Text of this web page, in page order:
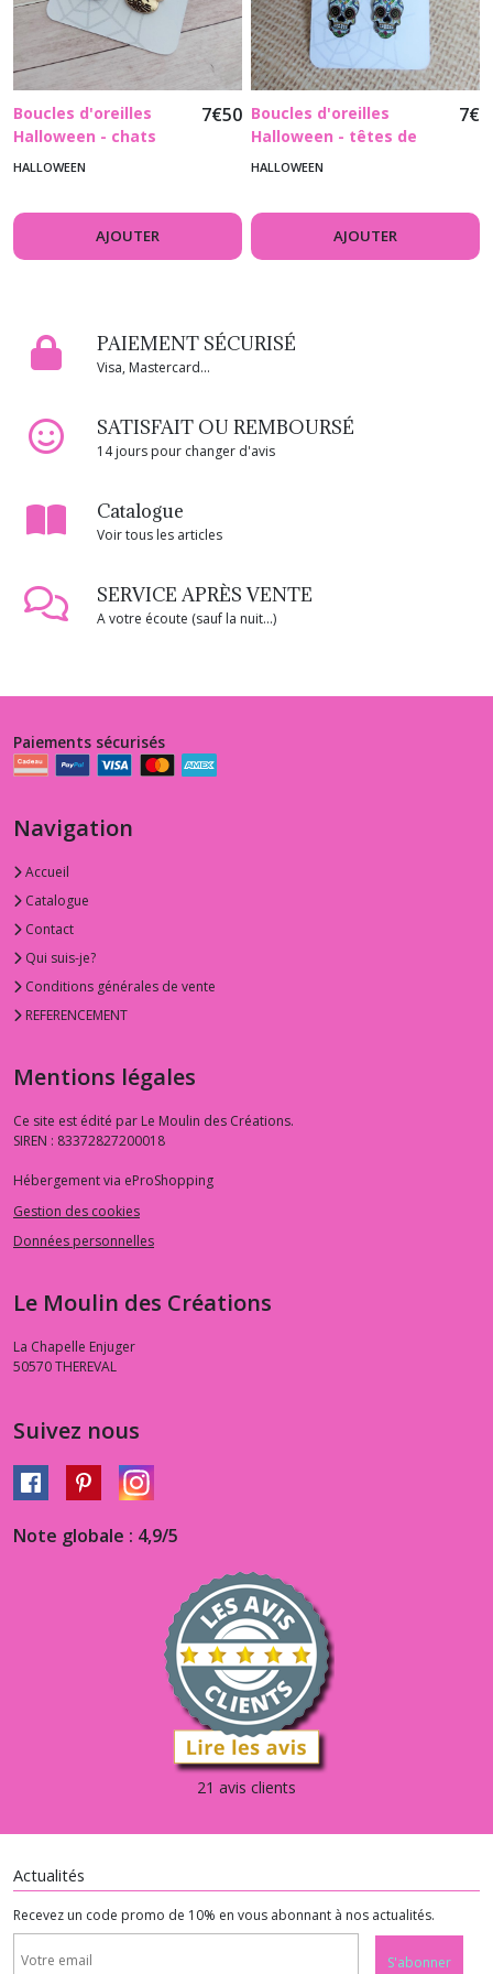
Boucles d'oreilles
Halloween - chats
avec chapeau de
7€50
HALLOWEEN
AJOUTER
Boucles d'oreilles
Halloween - têtes de
mort décorées -
7€
HALLOWEEN
AJOUTER
PAIEMENT SÉCURISÉ
Visa, Mastercard...
SATISFAIT OU REMBOURSÉ
14 jours pour changer d'avis
Catalogue
Voir tous les articles
SERVICE APRÈS VENTE
A votre écoute (sauf la nuit...)
Paiements sécurisés
Navigation
Accueil
Catalogue
Contact
Qui suis-je?
Conditions générales de vente
REFERENCEMENT
Mentions légales
Ce site est édité par Le Moulin des Créations.
SIREN : 83372827200018
Hébergement via eProShopping
Gestion des cookies
Données personnelles
Le Moulin des Créations
La Chapelle Enjuger
50570THEREVAL
Suivez nous
Note globale : 4,9/5
21 avis clients
Actualités
Recevez un code promo de 10% en vous abonnant à nos actualités.
S'abonner